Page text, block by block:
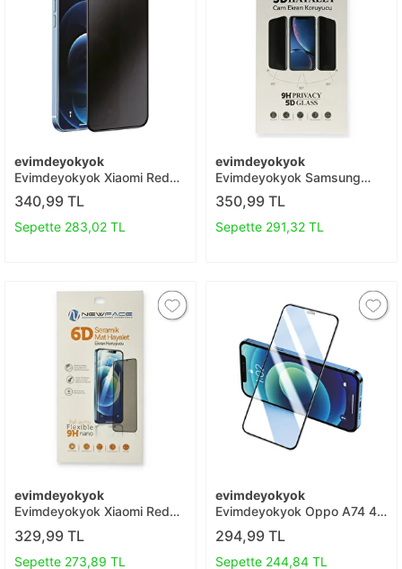
evimdeyokyok
Evimdeyokyok Xiaomi Redmi
Note 8 3d Antistatik Hayalet
Cam Ekran Koruyucu T20
340,99 TL
Sepette 283,02 TL
evimdeyokyok
Evimdeyokyok Samsung
Galaxy M52 5g 5d Hayalet
Cam Ekran Koruyucu T20
350,99 TL
Sepette 291,32 TL
evimdeyokyok
Evimdeyokyok Xiaomi Redmi
Note 8 6d Mat Seramik
Hayalet Nano Ekran
Koruyucu T20
329,99 TL
Sepette 273,89 TL
evimdeyokyok
Evimdeyokyok Oppo A74 4g
3d Antistatik Seramik Nano
Ekran Koruyucu T20
294,99 TL
Sepette 244,84 TL